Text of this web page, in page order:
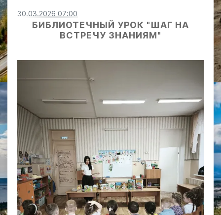
30.03.2026 07:00
БИБЛИОТЕЧНЫЙ УРОК "ШАГ НА
ВСТРЕЧУ ЗНАНИЯМ"